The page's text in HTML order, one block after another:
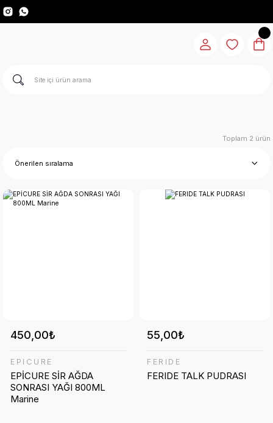
Toplam 2 ürün
450,00₺
EPİCURE
EPİCURE SİR AĞDA
SONRASI YAĞI 800ML
Marine
55,00₺
FERIDE
FERIDE TALK PUDRASI